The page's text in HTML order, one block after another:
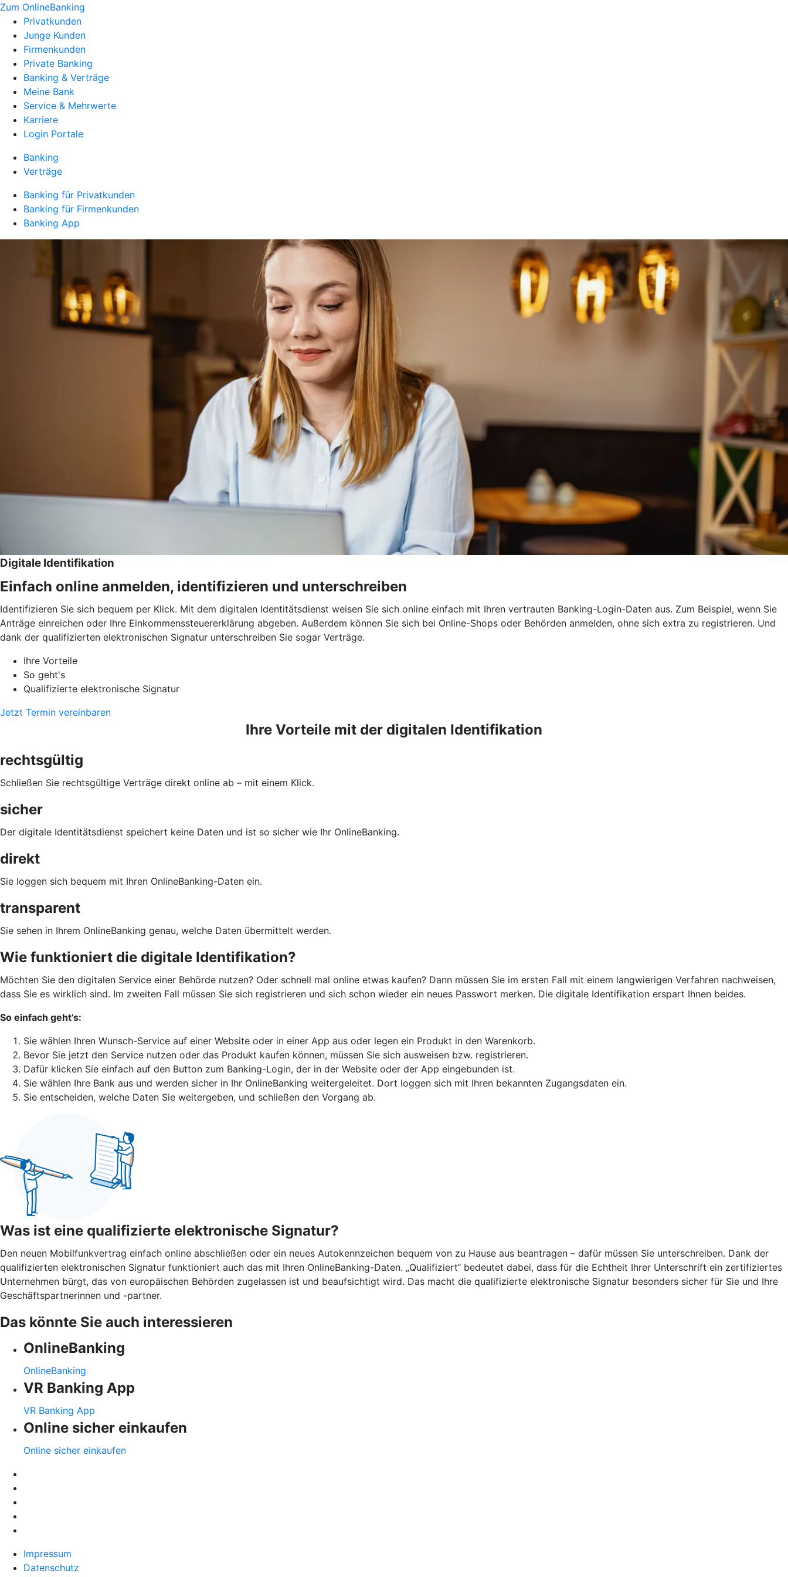
Zum OnlineBanking
Privatkunden
Junge Kunden
Firmenkunden
Private Banking
Banking & Verträge
Meine Bank
Service & Mehrwerte
Karriere
Login Portale
Banking
Verträge
Banking für Privatkunden
Banking für Firmenkunden
Banking App
Digitale Identifikation
Einfach online anmelden, identifizieren und unterschreiben
Identifizieren Sie sich bequem per Klick. Mit dem digitalen Identitätsdienst weisen Sie sich online einfach mit Ihren vertrauten Banking-Login-Daten aus. Zum Beispiel, wenn Sie
Anträge einreichen oder Ihre Einkommenssteuererklärung abgeben. Außerdem können Sie sich bei Online-Shops oder Behörden anmelden, ohne sich extra zu registrieren. Und
dank der qualifizierten elektronischen Signatur unterschreiben Sie sogar Verträge.
Ihre Vorteile
So geht's
Qualifizierte elektronische Signatur
Jetzt Termin vereinbaren
Ihre Vorteile mit der digitalen Identifikation
rechtsgültig
Schließen Sie rechtsgültige Verträge direkt online ab – mit einem Klick.
sicher
Der digitale Identitätsdienst speichert keine Daten und ist so sicher wie Ihr OnlineBanking.
direkt
Sie loggen sich bequem mit Ihren OnlineBanking-Daten ein.
transparent
Sie sehen in Ihrem OnlineBanking genau, welche Daten übermittelt werden.
Wie funktioniert die digitale Identifikation?
Möchten Sie den digitalen Service einer Behörde nutzen? Oder schnell mal online etwas kaufen? Dann müssen Sie im ersten Fall mit einem langwierigen Verfahren nachweisen,
dass Sie es wirklich sind. Im zweiten Fall müssen Sie sich registrieren und sich schon wieder ein neues Passwort merken. Die digitale Identifikation erspart Ihnen beides.
So einfach geht’s:
Sie wählen Ihren Wunsch-Service auf einer Website oder in einer App aus oder legen ein Produkt in den Warenkorb.
Bevor Sie jetzt den Service nutzen oder das Produkt kaufen können, müssen Sie sich ausweisen bzw. registrieren.
Dafür klicken Sie einfach auf den Button zum Banking-Login, der in der Website oder der App eingebunden ist.
Sie wählen Ihre Bank aus und werden sicher in Ihr OnlineBanking weitergeleitet. Dort loggen sich mit Ihren bekannten Zugangsdaten ein.
Sie entscheiden, welche Daten Sie weitergeben, und schließen den Vorgang ab.
Was ist eine qualifizierte elektronische Signatur?
Den neuen Mobilfunkvertrag einfach online abschließen oder ein neues Autokennzeichen bequem von zu Hause aus beantragen – dafür müssen Sie unterschreiben. Dank der
qualifizierten elektronischen Signatur funktioniert auch das mit Ihren OnlineBanking-Daten. „Qualifiziert“ bedeutet dabei, dass für die Echtheit Ihrer Unterschrift ein zertifiziertes
Unternehmen bürgt, das von europäischen Behörden zugelassen ist und beaufsichtigt wird. Das macht die qualifizierte elektronische Signatur besonders sicher für Sie und Ihre
Geschäftspartnerinnen und -partner.
Das könnte Sie auch interessieren
OnlineBanking
OnlineBanking
VR Banking App
VR Banking App
Online sicher einkaufen
Online sicher einkaufen
Impressum
Datenschutz